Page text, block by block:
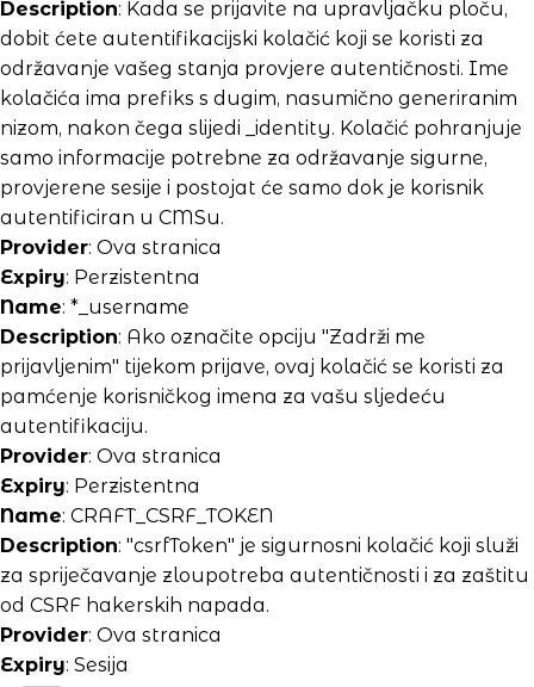
Description: Kada se prijavite na upravljačku ploču,
dobit ćete autentifikacijski kolačić koji se koristi za
održavanje vašeg stanja provjere autentičnosti. Ime
kolačića ima prefiks s dugim, nasumično generiranim
nizom, nakon čega slijedi _identity. Kolačić pohranjuje
samo informacije potrebne za održavanje sigurne,
provjerene sesije i postojat će samo dok je korisnik
autentificiran u CMSu.
Provider: Ova stranica
Expiry: Perzistentna
Name: *_username
Description: Ako označite opciju "Zadrži me
prijavljenim" tijekom prijave, ovaj kolačić se koristi za
pamćenje korisničkog imena za vašu sljedeću
autentifikaciju.
Provider: Ova stranica
Expiry: Perzistentna
Name: CRAFT_CSRF_TOKEN
Description: "csrfToken" je sigurnosni kolačić koji služi
za spriječavanje zloupotreba autentičnosti i za zaštitu
od CSRF hakerskih napada.
Provider: Ova stranica
Expiry: Sesija